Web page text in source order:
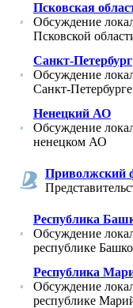
Псковская
Обсуждение
Псковской
Санкт-Петербург
Обсуждение
Санкт-Петербурге
Ненецкий АО
Обсуждение
ненецком АО
Приволжский
Республика
Обсуждение
республике
Республика
Обсуждение
республике